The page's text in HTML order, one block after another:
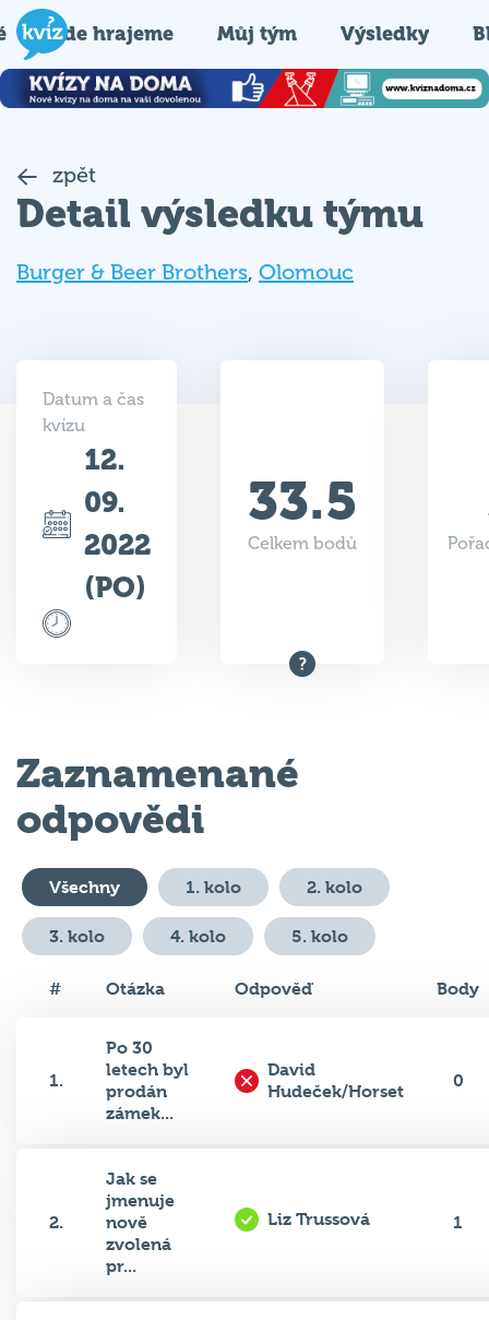
Kde hrajeme Můj tým Výsledky
zpět
Detail výsledku týmu
Burger & Beer Brothers, Olomouc
Datum a čas
kvízu
12.
09.
2022
(PO)
33.5
Celkem bodů
Zaznamenané
odpovědi
Všechny 1. kolo 2. kolo
3. kolo 4. kolo 5. kolo
# Otázka Odpověď Body
1.
Po 30
letech byl
prodán
zámek...
David
Hudeček/Horset
0
2.
Jak se
jmenuje
nově
zvolená
pr...
Liz Trussová 1